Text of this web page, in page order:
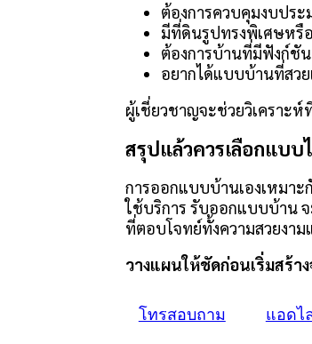
ต้องการควบคุมงบปร
มีที่ดินรูปทรงพิเศษหรื
ต้องการบ้านที่มีฟังก์ชัน
อยากได้แบบบ้านที่สวย
ผู้เชี่ยวชาญจะช่วยวิเคราะห์
สรุปแล้วควรเลือกแบบ
การออกแบบบ้านเองเหมาะ
ใช้บริการ รับออกแบบบ้าน
ที่ตอบโจทย์ทั้งความสวยงาม
วางแผนให้ชัดก่อนเริ่มสร้
โทรสอบถาม แอดไ